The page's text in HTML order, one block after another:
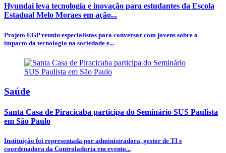
Hyundai leva tecnologia e inovação para estudantes da Escola
Estadual Melo Moraes em ação...
Projeto EGP reuniu especialistas para conversar com jovens sobre o
impacto da tecnologia na sociedade e...
Saúde
Santa Casa de Piracicaba participa do Seminário SUS Paulista
em São Paulo
Instituição foi representada por administradora, gestor de TI e
coordenadora da Controladoria em evento...